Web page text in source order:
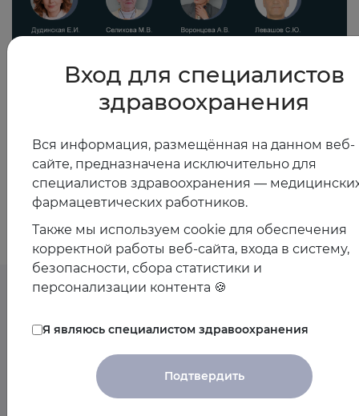
Современные подходы к управлению рисками у
Показать все
Предстоящие
мероприятия спикера
Вход для специалистов
здравоохранения
Вся информация, размещённая на данном веб-
сайте, предназначена исключительно для
специалистов здравоохранения —
фармацевтических работников.
Также мы используем cookie для обеспечения
корректной работы веб-сайта, входа в систему,
безопасности, сбора статистики и
персонализации контента 🍪
Я являюсь специалистом здравоохранения
Подтвердить